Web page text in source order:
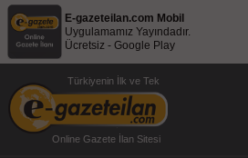
E-gazeteilan.com Mobil
Uygulamamız Yayındadır.
Ücretsiz - Google Play
Türkiyenin İlk ve Tek
Online Gazete İlan Sitesi